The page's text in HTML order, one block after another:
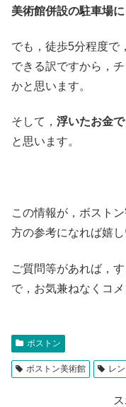
美術館併設の駐車場に
でも，徒歩5分程度で
できる訳ですから，
かと思います。
そして， 浮いたお金
と思います。
この情報が，ボスト
方の参考になれば嬉し
ご質問等があれば，
で，お気兼ねなくコメ
ボストン
ボストン美術館 レ